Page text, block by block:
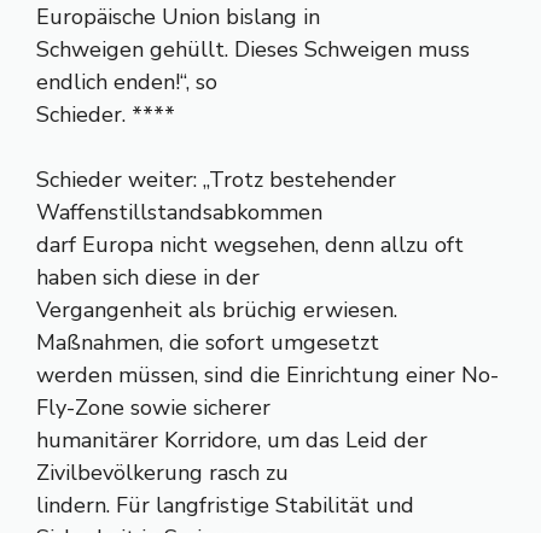
Europäische Union bislang in
Schweigen gehüllt. Dieses Schweigen muss
endlich enden!“, so
Schieder. ****
Schieder weiter: „Trotz bestehender
Waffenstillstandsabkommen
darf Europa nicht wegsehen, denn allzu oft
haben sich diese in der
Vergangenheit als brüchig erwiesen.
Maßnahmen, die sofort umgesetzt
werden müssen, sind die Einrichtung einer No-
Fly-Zone sowie sicherer
humanitärer Korridore, um das Leid der
Zivilbevölkerung rasch zu
lindern. Für langfristige Stabilität und